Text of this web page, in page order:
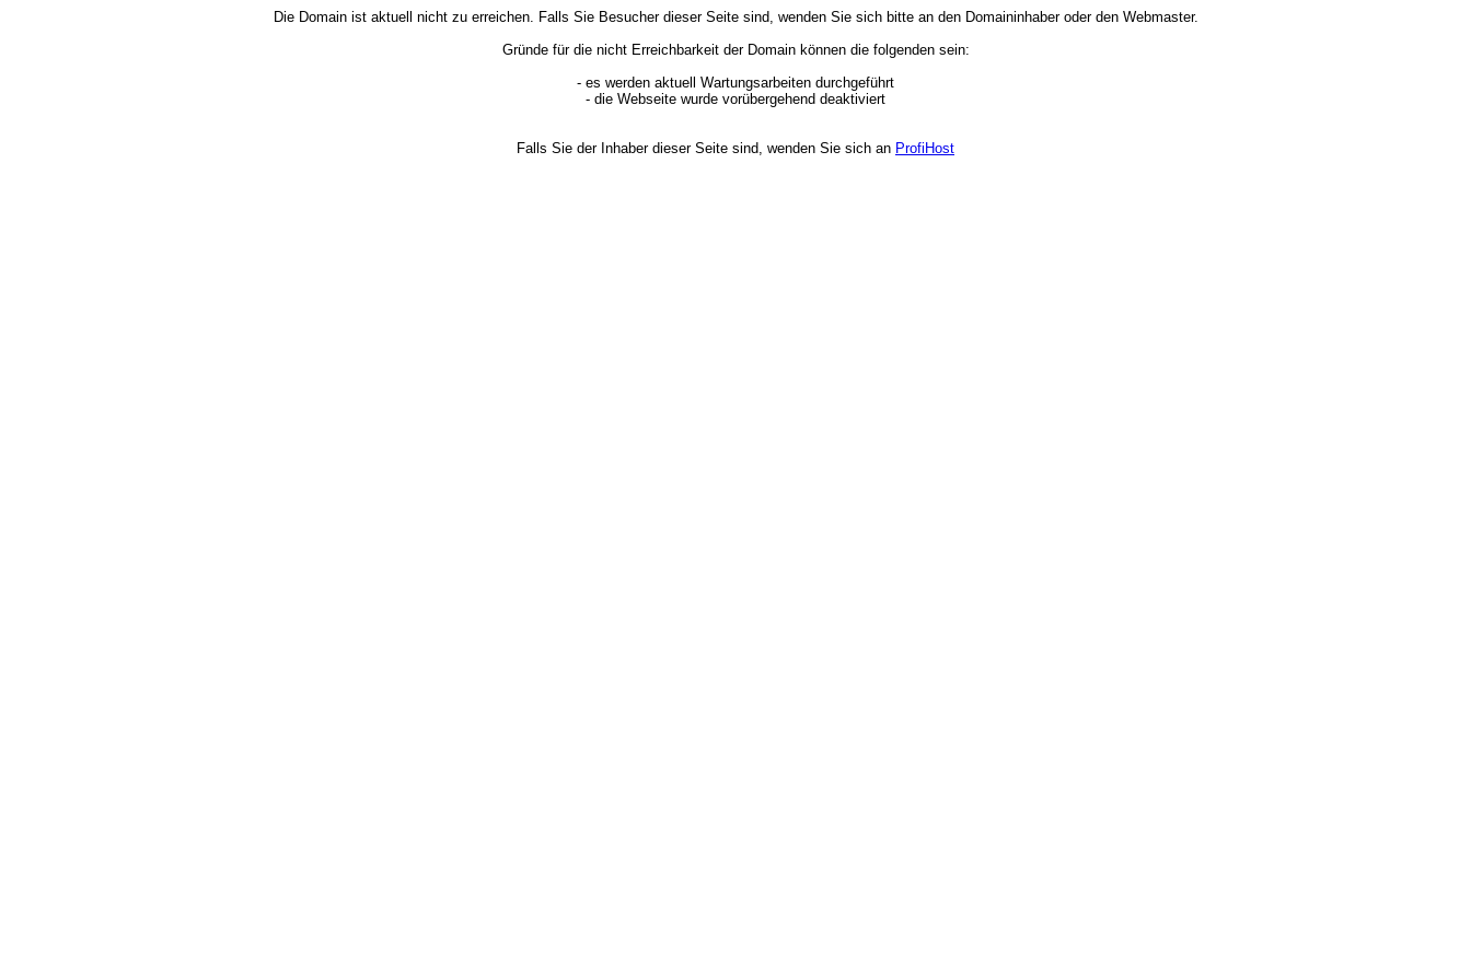
Die Domain ist aktuell nicht zu erreichen. Falls Sie Besucher dieser Seite sind, wenden Sie sich bitte an den Domaininhaber oder den Webmaster.
Gründe für die nicht Erreichbarkeit der Domain können die folgenden sein:
- es werden aktuell Wartungsarbeiten durchgeführt
- die Webseite wurde vorübergehend deaktiviert
Falls Sie der Inhaber dieser Seite sind, wenden Sie sich an ProfiHost